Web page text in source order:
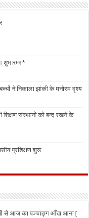
शुभारम्भ*
ने निकाला झांकी के मनोरम दृश्य
संस्थानों को बन्द रखने के
प्रशिक्षण शुरू
जी से आज का पञ्चाङ्ग आँख आना [